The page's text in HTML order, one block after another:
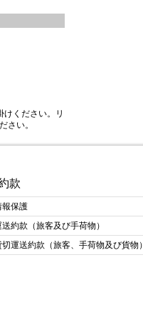
ください。リ
さい。
款
報保護
送約款（旅客及び手荷物）
切運送約款（旅客、手荷物及び貨物）